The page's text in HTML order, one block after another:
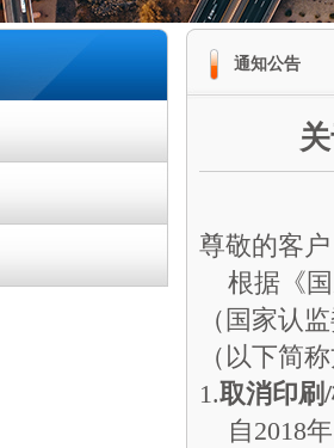
通知公告
尊敬的客
根据《国
（国家认
（以下简
1.取消印刷
自2018年